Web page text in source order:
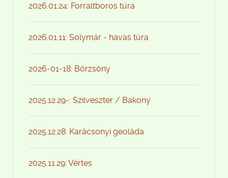
2026.01.24: Forraltboros túra
2026.01.11: Solymár - havas túra
2026-01-18: Börzsöny
2025.12.29-: Szilveszter / Bakony
2025.12.28: Karácsonyi geoláda
2025.11.29: Vértes